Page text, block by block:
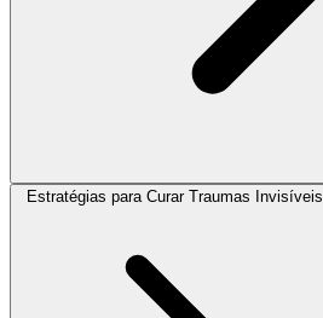
Estratégias para Curar Traumas Invisíveis